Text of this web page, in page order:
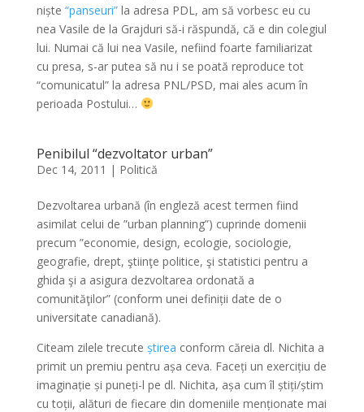
niște “panseuri”la adresa PDL, am să vorbesc eu cu
nea Vasile de la Grajduri să-i răspundă, că e din colegiul
lui. Numai că lui nea Vasile, nefiind foarte familiarizat
cu presa, s-ar putea să nu i se poată reproduce tot
“comunicatul” la adresa PNL/PSD, mai ales acum în
perioada Postului…
Penibilul “dezvoltator urban”
Dec 14, 2011 | Politică
Dezvoltarea urbană (în engleză acest termen fiind
asimilat celui de ”urban planning”) cuprinde domenii
precum ”economie, design, ecologie, sociologie,
geografie, drept, ştiinţe politice, şi statistici pentru a
ghida şi a asigura dezvoltarea ordonată a
comunităţilor” (conform unei definiții date de o
universitate canadiană).
Citeam zilele trecute știrea conform căreia dl. Nichita a
primit un premiu pentru așa ceva. Faceți un exercițiu de
imaginație și puneți-l pe dl. Nichita, așa cum îl știți/știm
cu toții, alături de fiecare din domeniile menționate mai